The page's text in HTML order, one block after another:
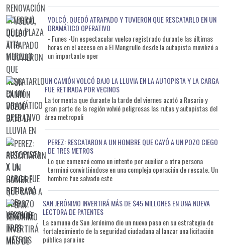
VOLCÓ, QUEDÓ ATRAPADO Y TUVIERON QUE RESCATARLO EN UN
DRAMÁTICO OPERATIVO
- Funes -Un espectacular vuelco registrado durante las últimas
horas en el acceso en a El Mangrullo desde la autopista movilizó a
un importante oper
UN CAMIÓN VOLCÓ BAJO LA LLUVIA EN LA AUTOPISTA Y LA CARGA
FUE RETIRADA POR VECINOS
La tormenta que durante la tarde del viernes azotó a Rosario y
gran parte de la región volvió peligrosas las rutas y autopistas del
área metropoli
PEREZ: RESCATARON A UN HOMBRE QUE CAYÓ A UN POZO CIEGO
DE TRES METROS
Lo que comenzó como un intento por auxiliar a otra persona
terminó convirtiéndose en una compleja operación de rescate. Un
hombre fue salvado este
SAN JERÓNIMO INVERTIRÁ MÁS DE $45 MILLONES EN UNA NUEVA
LECTORA DE PATENTES
La comuna de San Jerónimo dio un nuevo paso en su estrategia de
fortalecimiento de la seguridad ciudadana al lanzar una licitación
pública para inc